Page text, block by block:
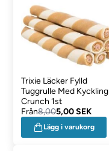
Trixie Läcker Fylld
Tuggrulle Med Kyckling
Crunch 1st
Från8,005,00 SEK
Lägg i varukorg